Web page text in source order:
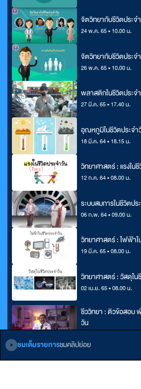
ชมเต็มรายการชมคลิปย่อย
จิตวิทยากับชีวิตประจ
24 พ.ค. 65 • 10.00 น.
จิตวิทยากับชีวิตประจ
26 พ.ค. 65 • 10.00 น.
พลาสติกในชีวิตประจ
27 มี.ค. 65 • 17.40 น.
อุณหภูมิในชีวิตประจำ
18 มี.ค. 64 • 18.15 น.
วิทยาศาสตร์ : แรงใน
12 ก.ค. 64 • 08.00 น.
ระบบสมการในชีวิตปร
06 ก.พ. 64 • 09.00 น.
วิทยาศาสตร์ : ไฟฟ้า
19 มี.ค. 65 • 08.00 น.
วิทยาศาสตร์ : วัสดุใน
02 เม.ย. 65 • 08.00 น.
ชีววิทยา : ติวข้อสอบ
วัน